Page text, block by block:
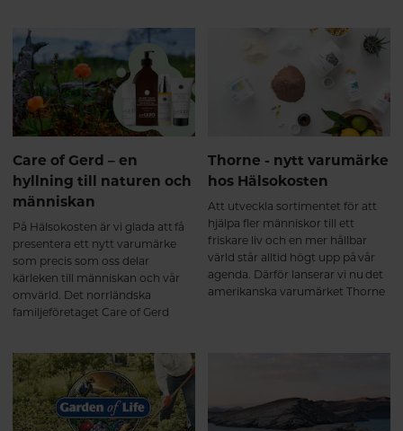
studier och lång erfarenhet visar
att agaDA hjälper kroppen att
bibehålla sitt starka, normala
immunsystem. Och bättre kan
det inte bli.
Care of Gerd – en
hyllning till naturen och
människan
På Hälsokosten är vi glada att få
presentera ett nytt varumärke
som precis som oss delar
kärleken till människan och vår
omvärld. Det norrländska
familjeföretaget Care of Gerd
som grund. Säg hej till Care of
Gerd.
Thorne - nytt varumärke
hos Hälsokosten
Att utveckla sortimentet för att
hjälpa fler människor till ett
friskare liv och en mer hållbar
värld står alltid högt upp på vår
agenda. Därför lanserar vi nu det
amerikanska varumärket Thorne
Thorne.